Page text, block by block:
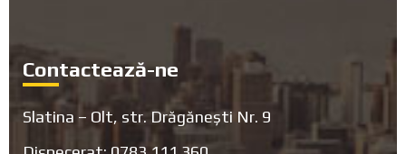
Contactează-ne
Slatina – Olt, str. Drăgănești Nr. 9